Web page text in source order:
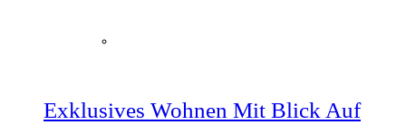
Exklusives Wohnen Mit Blick Auf